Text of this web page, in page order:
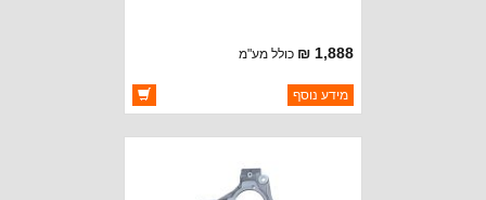
1,888 ₪ כולל מע"מ
ברקוד: 68282577AC
יצרן:MOPAR CHRYSLER
מידע נוסף